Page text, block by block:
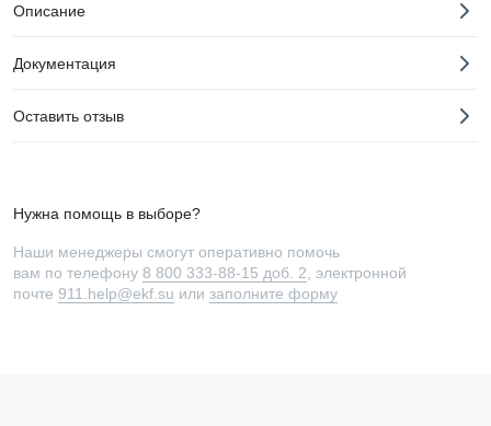
Описание
Документация
Оставить отзыв
Нужна помощь в выборе?
Наши менеджеры смогут оперативно помочь
вам по телефону 8 800 333-88-15 доб. 2 , электронной
почте 911.help@ekf.su или заполните форму